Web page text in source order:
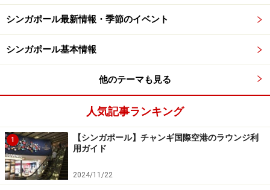
シンガポール最新情報・季節のイベント
シンガポール基本情報
他のテーマも見る
人気記事ランキング
1
【シンガポール】チャンギ国際空港のラウンジ利
用ガイド
2024/11/22